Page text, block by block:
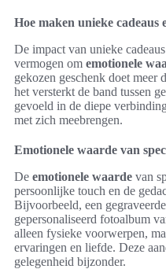
Hoe maken unieke cadeaus
De impact van unieke
vermogen om emotionele
gekozen geschenk doet meer
het versterkt de band tussen
gevoeld in de diepe
met zich meebrengen.
Emotionele waarde van
De emotionele waarde van
persoonlijke touch en de
Bijvoorbeeld, een
gepersonaliseerd fotoalbum
alleen fysieke voorwerpen,
ervaringen en liefde. Deze
gelegenheid bijzonder.